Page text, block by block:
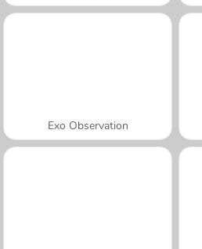
Exo Observation